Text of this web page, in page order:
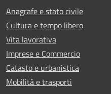
Anagrafe e stato civile
Cultura e tempo libero
Vita lavorativa
Imprese e Commercio
Catasto e urbanistica
Mobilità e trasporti